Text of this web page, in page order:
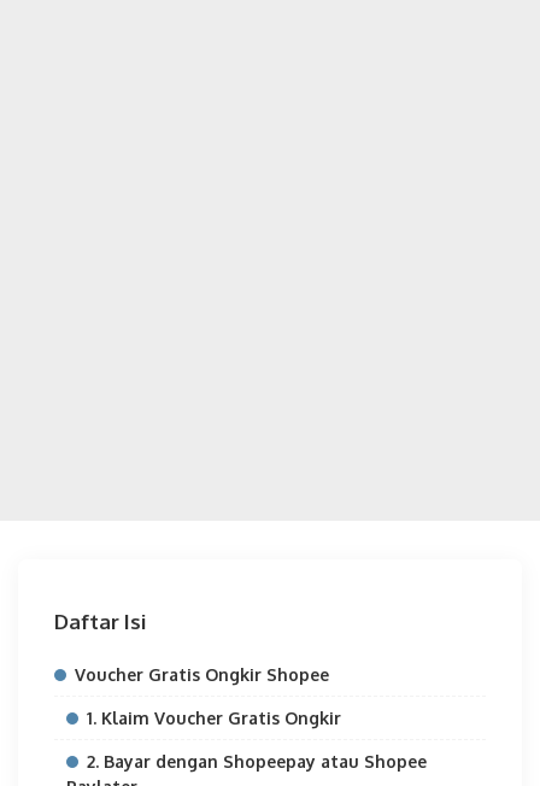
Daftar Isi
Voucher Gratis Ongkir Shopee
1. Klaim Voucher Gratis Ongkir
2. Bayar dengan Shopeepay atau Shopee